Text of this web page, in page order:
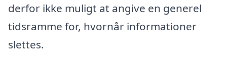
derfor ikke muligt at angive en generel
tidsramme for, hvornår informationer
slettes.